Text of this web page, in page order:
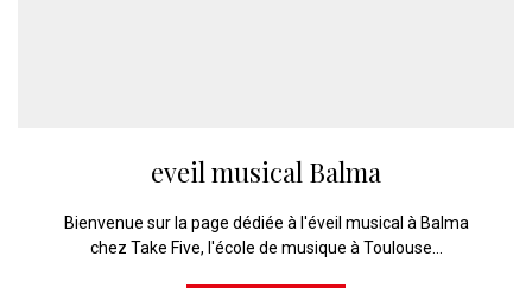
eveil musical Balma
Bienvenue sur la page dédiée à l'éveil musical à Balma
chez Take Five, l'école de musique à Toulouse...